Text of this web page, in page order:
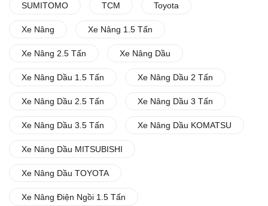
SUMITOMO TCM Toyota
Xe Nâng Xe Nâng 1.5 Tấn
Xe Nâng 2.5 Tấn Xe Nâng Dầu
Xe Nâng Dầu 1.5 Tấn Xe Nâng Dầu 2 Tấn
Xe Nâng Dầu 2.5 Tấn Xe Nâng Dầu 3 Tấn
Xe Nâng Dầu 3.5 Tấn Xe Nâng Dầu KOMATSU
Xe Nâng Dầu MITSUBISHI
Xe Nâng Dầu TOYOTA
Xe Nâng Điện Ngồi 1.5 Tấn